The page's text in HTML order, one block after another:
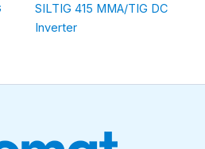
SILTIG 415 MMA/TIG DC
Inverter